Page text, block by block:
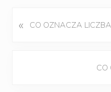
P
« CO OZNACZA
CO